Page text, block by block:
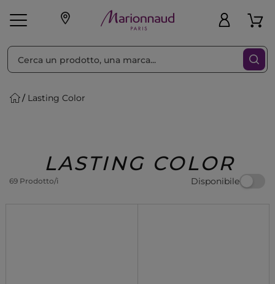
Make-up
Regalo
Lasting Color
LASTING COLOR
69 Prodotto/i Disponibile
Ordina per Filtra